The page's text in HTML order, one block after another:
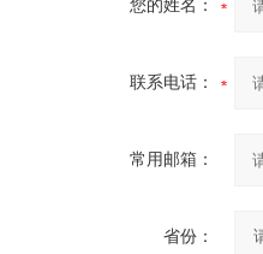
您的姓名：
联系电话：
常用邮箱：
省份：